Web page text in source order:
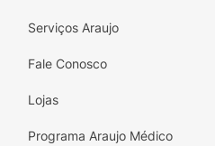
Serviços Araujo
Fale Conosco
Lojas
Programa Araujo Médico